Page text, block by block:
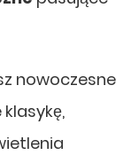
nowoczesne